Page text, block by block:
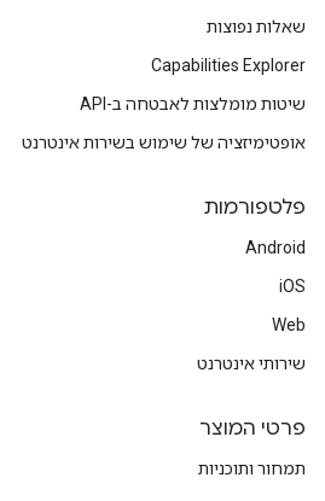
שאלות נפוצות
Capabilities Explorer
שיטות מומלצות לאבטחה ב-API
אופטימיזציה של שימוש בשירות אינטרנט
פלטפורמות
Android
iOS
Web
שירותי אינטרנט
פרטי המוצר
תמחור ותוכניות